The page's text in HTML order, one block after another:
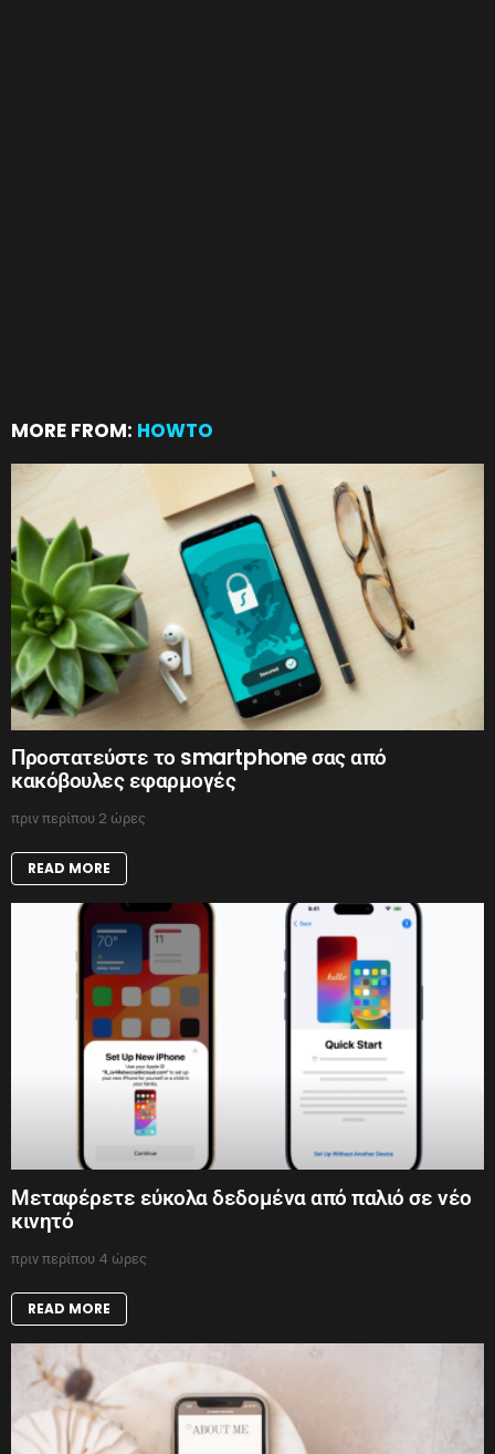
MORE FROM: HOWTO
Προστατεύστε το smartphone σας από
κακόβουλες εφαρμογές
πριν περίπου 2 ώρες
READ MORE
Μεταφέρετε εύκολα δεδομένα από παλιό σε νέο
κινητό
πριν περίπου 4 ώρες
READ MORE